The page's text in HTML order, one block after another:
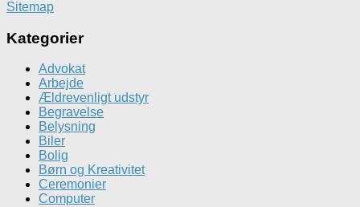
iSitemap
Kategorier
Advokat
Arbejde
Ældrevenligt udstyr
Begravelse
Belysning
Biler
Bolig
Børn og Kreativitet
Ceremonier
Computer